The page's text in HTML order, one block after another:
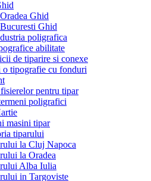
Ghid
Ghid
poligrafica
abilitate
de tiparire si conexe
tipografie cu fonduri
pentru tipar
poligrafici
masini tipar
tiparului
la Cluj Napoca
la Oradea
Alba Iulia
in Targoviste